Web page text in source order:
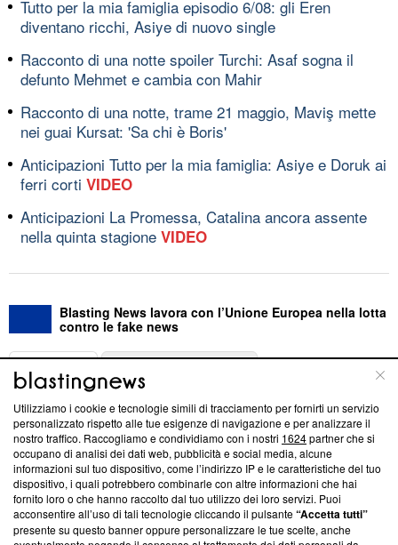
Tutto per la mia famiglia episodio 6/08: gli Eren
diventano ricchi, Asiye di nuovo single
Racconto di una notte spoiler Turchi: Asaf sogna il
defunto Mehmet e cambia con Mahir
Racconto di una notte, trame 21 maggio, Maviş mette
nei guai Kursat: 'Sa chi è Boris'
Anticipazioni Tutto per la mia famiglia: Asiye e Doruk ai
ferri corti VIDEO
Anticipazioni La Promessa, Catalina ancora assente
nella quinta stagione VIDEO
Blasting News lavora con l’Unione Europea nella lotta
contro le fake news
ABOUT
Questa sezione offre informazioni trasparenti su Blasting
News, sui nostri processi editoriali e su come ci impegniamo a
creare news di qualità. Inoltre, afferma la nostra aderenza a
‘Trust Project - News with Integrity’Blasting News non è
ancora membro del programma, ma ha richiesto di farne
parte; Trust Project non ha ancora effettuato una verifica di
conformità agli standard.
Utilizziamo i cookie e tecnologie simili di tracciamento per fornirti un servizio
personalizzato rispetto alle tue esigenze di navigazione e per analizzare il
nostro traffico. Raccogliamo e condividiamo con i nostri 1624partner che si
occupano di analisi dei dati web, pubblicità e social media, alcune
informazioni sul tuo dispositivo, come l’indirizzo IP e le caratteristiche del tuo
dispositivo, i quali potrebbero combinarle con altre informazioni che hai
fornito loro o che hanno raccolto dal tuo utilizzo dei loro servizi. Puoi
acconsentire all’uso di tali tecnologie cliccando il pulsante“Accetta tutti”
presente su questo banner oppure personalizzare le tue scelte, anche